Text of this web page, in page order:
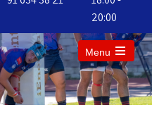
20:00
Menu